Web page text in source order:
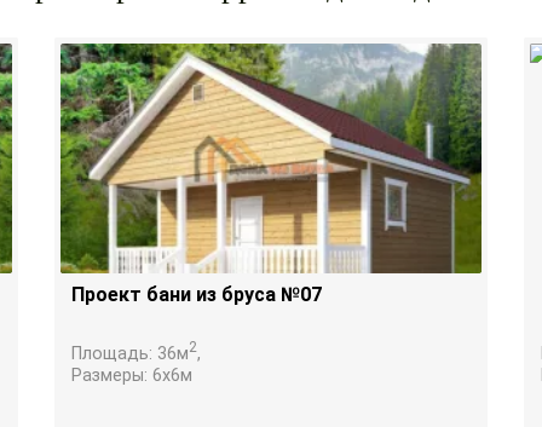
Проект бани из бруса №07
Площадь: 36м2,
Размеры:6х6м